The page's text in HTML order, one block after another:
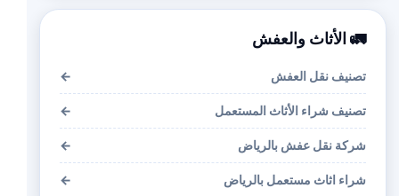
🚛 الأثاث والعفش
تصنيف نقل العفش ←
تصنيف شراء الأثاث المستعمل ←
شركة نقل عفش بالرياض ←
شراء اثاث مستعمل بالرياض ←